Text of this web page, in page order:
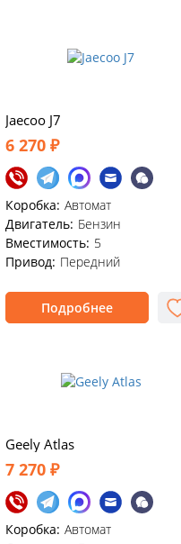
Jaecoo J7
6 270 ₽
Коробка: Автомат
Двигатель: Бензин
Вместимость: 5
Привод: Передний
Подробнее
Geely Atlas
7 270 ₽
Коробка: Автомат